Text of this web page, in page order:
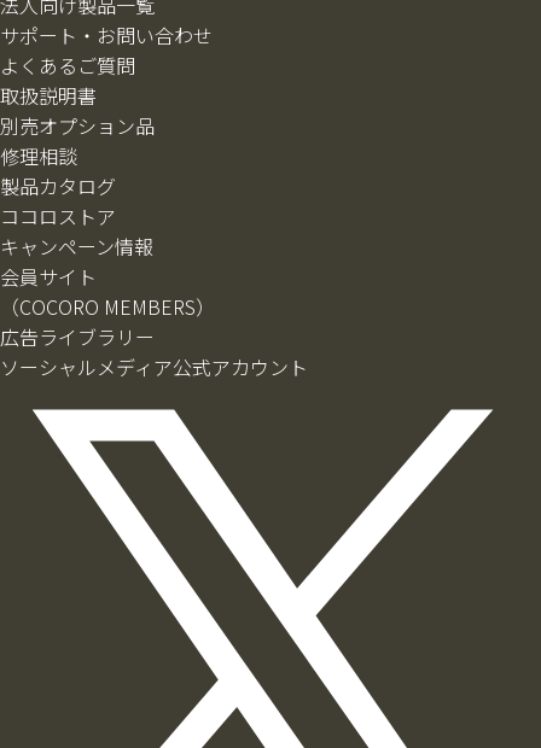
サポート・お問い合わせ
よくあるご質問
取扱説明書
別売オプション品
修理相談
製品カタログ
ココロストア
キャンペーン情報
会員サイト
（COCORO MEMBERS）
広告ライブラリー
ソーシャルメディア公式アカウント